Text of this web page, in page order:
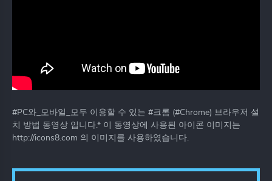
#PC와_모바일_모두 이용할 수 있는 #크롬 (#Chrome) 브라우저 설
치 방법 동영상 입니다.* 이 동영상에 사용된 아이콘 이미지는
http://icons8.com 의 이미지를 사용하였습니다.